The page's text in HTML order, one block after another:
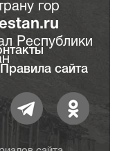
гор
Республики
Правила сайта